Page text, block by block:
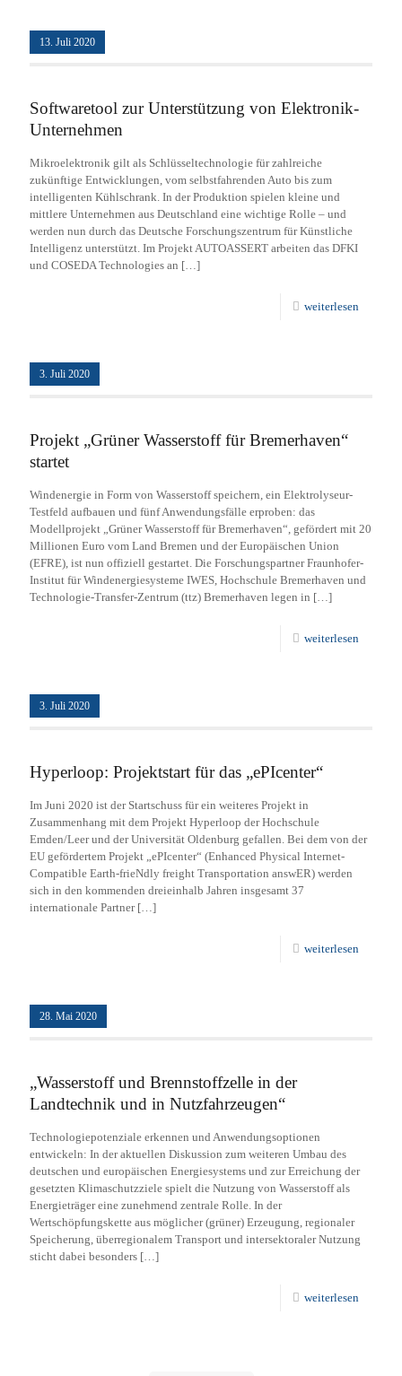
13. Juli 2020
Softwaretool zur Unterstützung von Elektronik-
Unternehmen
Mikroelektronik gilt als Schlüsseltechnologie für zahlreiche
zukünftige Entwicklungen, vom selbstfahrenden Auto bis zum
intelligenten Kühlschrank. In der Produktion spielen kleine und
mittlere Unternehmen aus Deutschland eine wichtige Rolle – und
werden nun durch das Deutsche Forschungszentrum für Künstliche
Intelligenz unterstützt. Im Projekt AUTOASSERT arbeiten das DFKI
und COSEDA Technologies an […]
weiterlesen
3. Juli 2020
Projekt „Grüner Wasserstoff für Bremerhaven“
startet
Windenergie in Form von Wasserstoff speichern, ein Elektrolyseur-
Testfeld aufbauen und fünf Anwendungsfälle erproben: das
Modellprojekt „Grüner Wasserstoff für Bremerhaven“, gefördert mit 20
Millionen Euro vom Land Bremen und der Europäischen Union
(EFRE), ist nun offiziell gestartet. Die Forschungspartner Fraunhofer-
Institut für Windenergiesysteme IWES, Hochschule Bremerhaven und
Technologie-Transfer-Zentrum (ttz) Bremerhaven legen in […]
weiterlesen
3. Juli 2020
Hyperloop: Projektstart für das „ePIcenter“
Im Juni 2020 ist der Startschuss für ein weiteres Projekt in
Zusammenhang mit dem Projekt Hyperloop der Hochschule
Emden/Leer und der Universität Oldenburg gefallen. Bei dem von der
EU gefördertem Projekt „ePIcenter“ (Enhanced Physical Internet-
Compatible Earth-frieNdly freight Transportation answER) werden
sich in den kommenden dreieinhalb Jahren insgesamt 37
internationale Partner[…]
weiterlesen
28. Mai 2020
„Wasserstoff und Brennstoffzelle in der
Landtechnik und in Nutzfahrzeugen“
Technologiepotenziale erkennen und Anwendungsoptionen
entwickeln: In der aktuellen Diskussion zum weiteren Umbau des
deutschen und europäischen Energiesystems und zur Erreichung der
gesetzten Klimaschutzziele spielt die Nutzung von Wasserstoff als
Energieträger eine zunehmend zentrale Rolle. In der
Wertschöpfungskette aus möglicher (grüner) Erzeugung, regionaler
Speicherung, überregionalem Transport und intersektoraler Nutzung
sticht dabei besonders […]
weiterlesen